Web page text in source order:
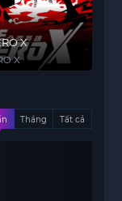
X
X
Tháng Tất cả